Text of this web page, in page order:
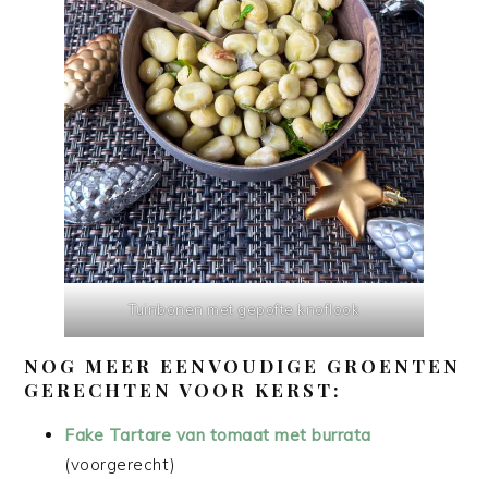
Tuinbonen met gepofte knoflook
NOG MEER EENVOUDIGE GROENTEN
GERECHTEN VOOR KERST:
Fake Tartare van tomaat met burrata
(voorgerecht)